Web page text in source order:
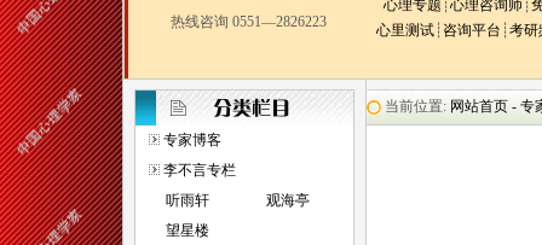
热线咨询 0551—2826223
心理专题 ┊ 心理咨询师 ┊
心里测试 ┊ 咨询平台 ┊ 考研
专家博客
李不言专栏
听雨轩
观海亭
望星楼
当前位置: 网站首页 - 专